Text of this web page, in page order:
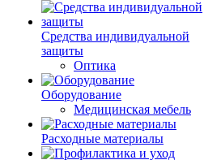
Средства индивидуальной
защиты
Оптика
Оборудование
Медицинская мебель
Расходные материалы